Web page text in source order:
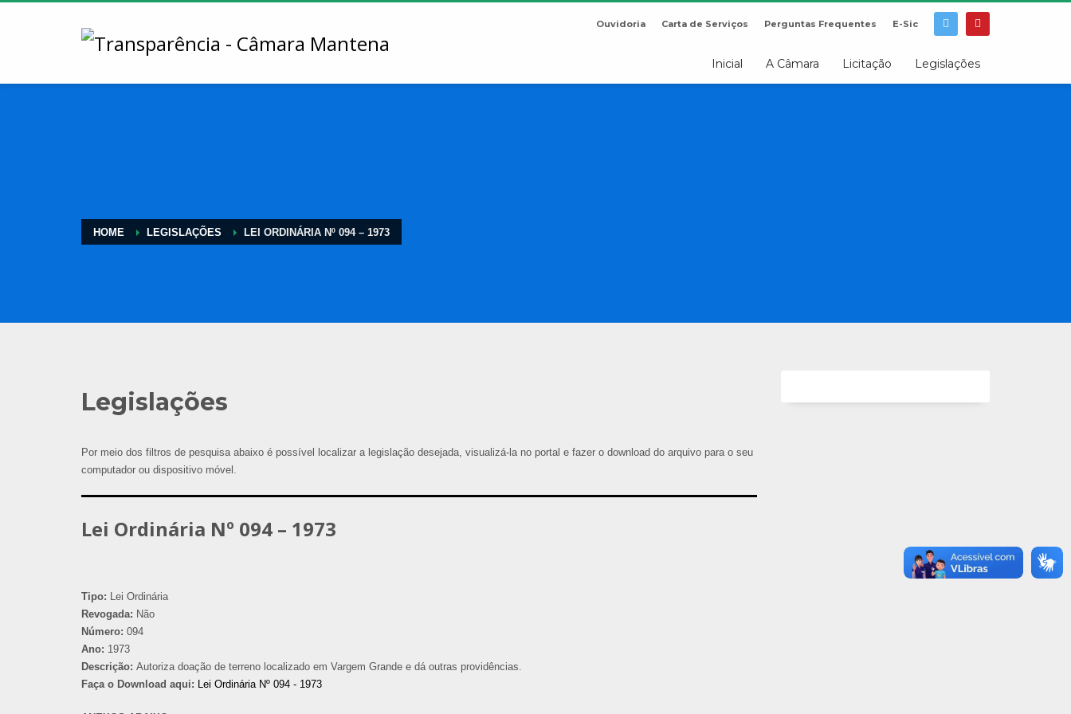
Ouvidoria Carta de Serviços Perguntas Frequentes E-Sic
Inicial A Câmara Licitação Legislações
HOME LEGISLAÇÕES LEI ORDINÁRIA Nº 094 – 1973
Legislações
Por meio dos filtros de pesquisa abaixo é possível localizar a legislação desejada, visualizá-la no portal e fazer o download do arquivo para o seu
computador ou dispositivo móvel.
Lei Ordinária Nº 094 – 1973
Tipo: Lei Ordinária
Revogada: Não
Número: 094
Ano: 1973
Descrição: Autoriza doação de terreno localizado em Vargem Grande e dá outras providências.
Faça o Download aqui: Lei Ordinária Nº 094 - 1973